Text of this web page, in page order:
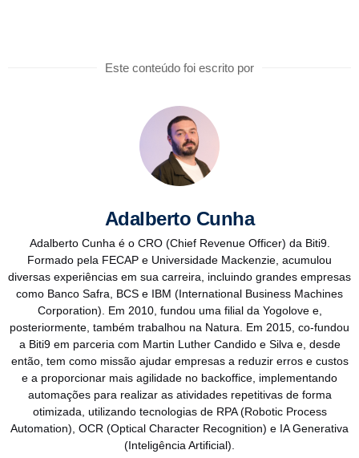
Este conteúdo foi escrito por
Adalberto Cunha
Adalberto Cunha é o CRO (Chief Revenue Officer) da Biti9.
Formado pela FECAP e Universidade Mackenzie, acumulou
diversas experiências em sua carreira, incluindo grandes empresas
como Banco Safra, BCS e IBM (International Business Machines
Corporation). Em 2010, fundou uma filial da Yogolove e,
posteriormente, também trabalhou na Natura. Em 2015, co-fundou
a Biti9 em parceria com Martin Luther Candido e Silva e, desde
então, tem como missão ajudar empresas a reduzir erros e custos
e a proporcionar mais agilidade no backoffice, implementando
automações para realizar as atividades repetitivas de forma
otimizada, utilizando tecnologias de RPA (Robotic Process
Automation), OCR (Optical Character Recognition) e IA Generativa
(Inteligência Artificial).